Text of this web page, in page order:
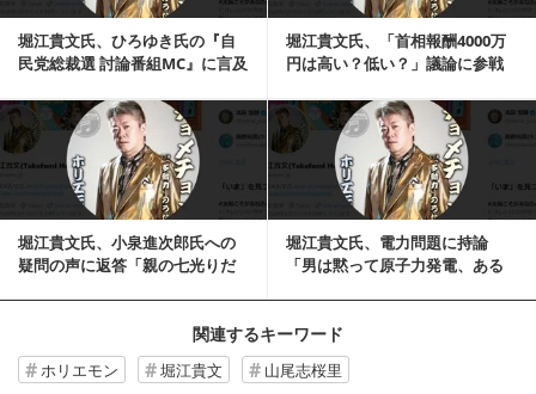
堀江貴文氏、ひろゆき氏の『自
民党総裁選 討論番組MC』に言及
堀江貴文氏、「首相報酬4000万
円は高い？低い？」議論に参戦
堀江貴文氏、小泉進次郎氏への
疑問の声に返答「親の七光りだ
堀江貴文氏、電力問題に持論
「男は黙って原子力発電、ある
記事を読む
関連するキーワード
ホリエモン 堀江貴文 山尾志桜里